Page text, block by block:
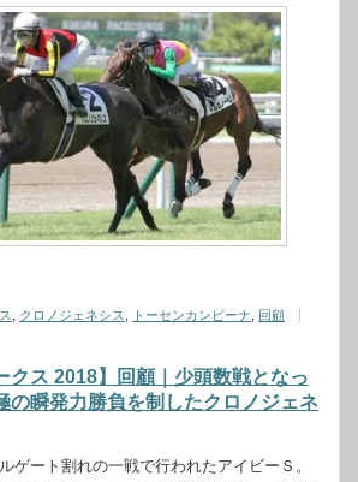
クロノジェネシス トーセンカンビーナ
回顧
クス 2018】回顧｜少頭数戦となっ
の瞬発力勝負を制したクロノジェネ
ゲート割れの一戦で行われたアイビーＳ。